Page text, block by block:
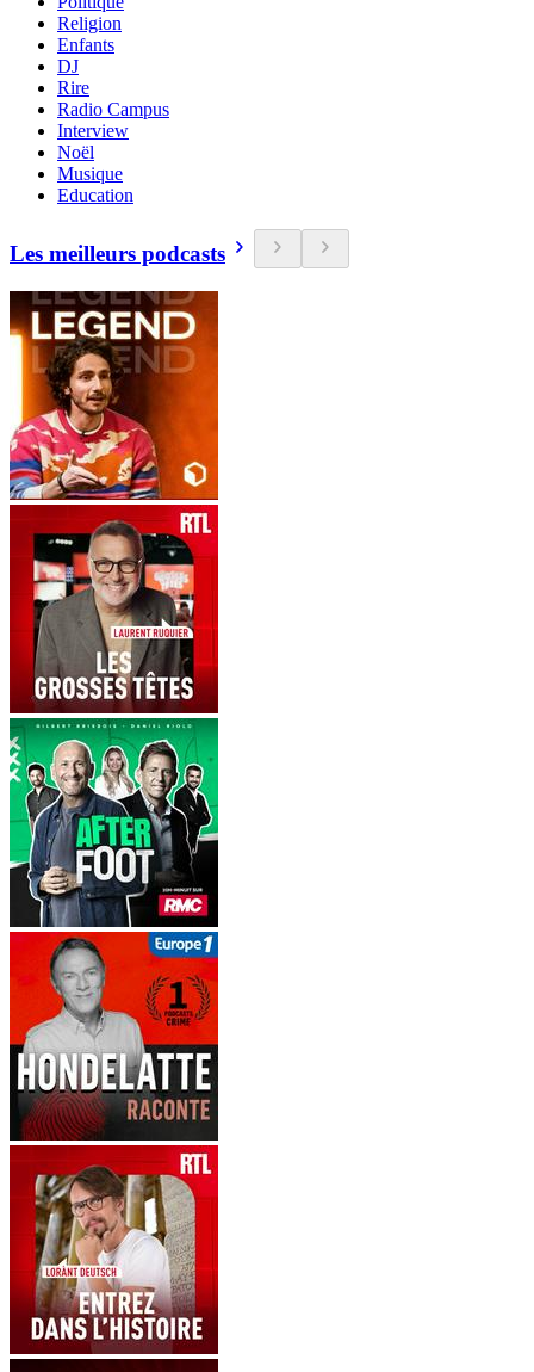
Religion
Enfants
DJ
Rire
Radio Campus
Interview
Noël
Musique
Education
Les meilleurs podcasts